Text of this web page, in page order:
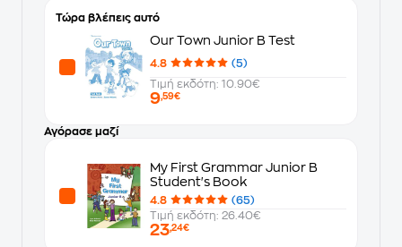
Τώρα βλέπεις αυτό
Our Town Junior B Test
4.8
(5)
Τιμή εκδότη: 10.90€
9,59€
Αγόρασε μαζί
My First Grammar Junior B
Student's Book
4.8
(65)
Τιμή εκδότη: 26.40€
23,24€